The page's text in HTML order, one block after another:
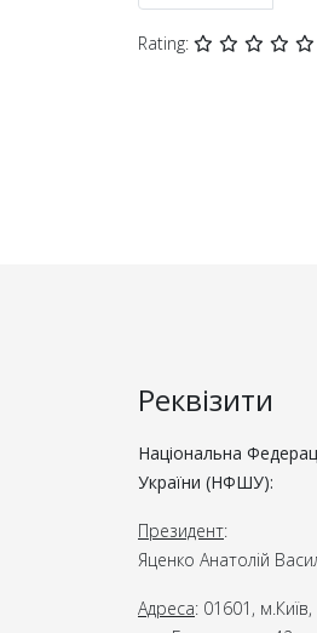
Rating:
Реквізити
Національна
України (НФШУ):
Президент:
Яценко Анатолій
Адреса: 01601, м.Київ,